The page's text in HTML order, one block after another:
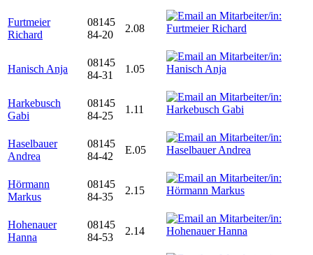
Furtmeier
Richard
08145
84-20
2.08
Hanisch Anja
08145
84-31
1.05
Harkebusch
Gabi
08145
84-25
1.11
Haselbauer
Andrea
08145
84-42
E.05
Hörmann
Markus
08145
84-35
2.15
Hohenauer
Hanna
08145
84-53
2.14